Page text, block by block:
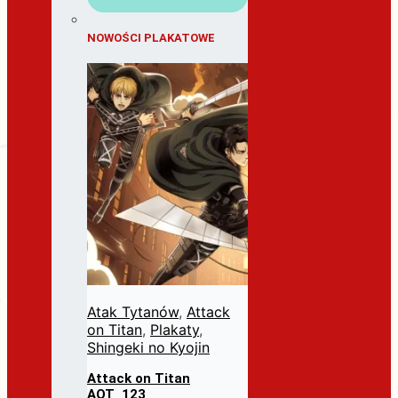
NOWOŚCI PLAKATOWE
Atak Tytanów, Attack
on Titan, Plakaty,
Shingeki no Kyojin
Attack on Titan
AOT_123